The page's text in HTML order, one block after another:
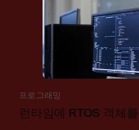
프로그래밍
런타임에 RTOS 객체